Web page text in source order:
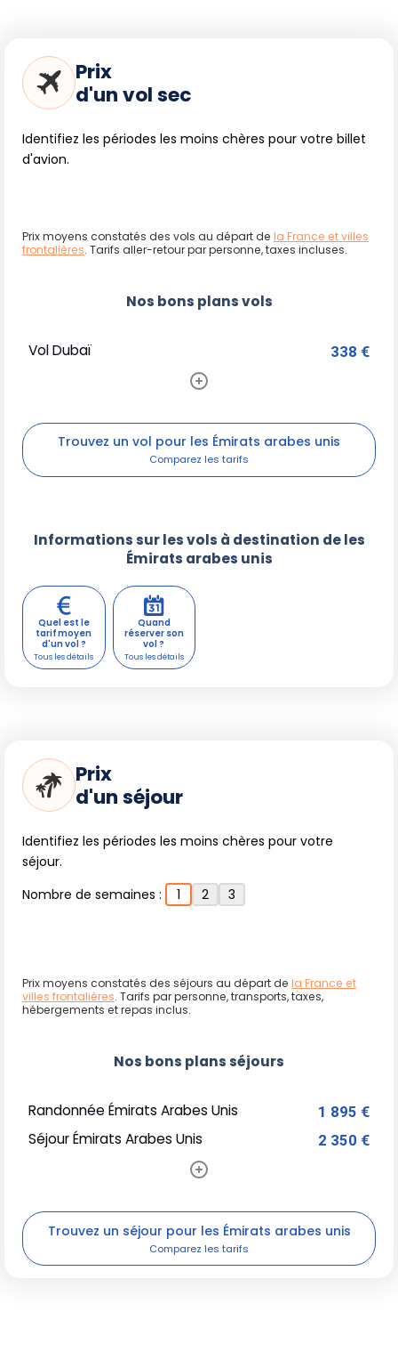
Prix
d'un vol sec
Identifiez les périodes les moins chères pour votre billet
d'avion.
Prix moyens constatés des vols au départ de la France et villes
frontalières. Tarifs aller-retour par personne, taxes incluses.
Nos bons plans vols
Vol Dubaï 338 €
Trouvez un vol pour les Émirats arabes unis
Informations sur les vols à destination de les
Émirats arabes unis
Quel est le
tarif moyen
d'un vol ?
Quand
réserver son
vol ?
Prix
d'un séjour
Identifiez les périodes les moins chères pour votre
séjour.
Nombre de semaines :
1 2 3
Prix moyens constatés des séjours au départ de la France et
villes frontalières. Tarifs par personne, transports, taxes,
hébergements et repas inclus.
Nos bons plans séjours
Randonnée Émirats Arabes Unis 1 895 €
Séjour Émirats Arabes Unis 2 350 €
Trouvez un séjour pour les Émirats arabes unis